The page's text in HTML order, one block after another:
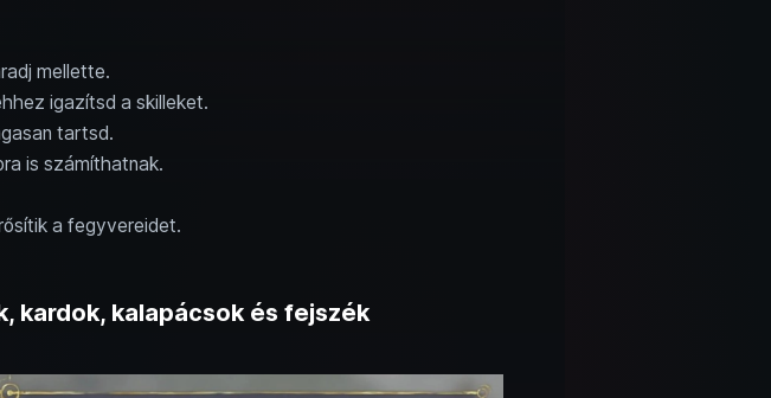
mellette.
igazítsd a skilleket.
tartsd.
is számíthatnak.
a fegyvereidet.
kardok, kalapácsok és fejszék